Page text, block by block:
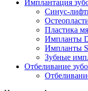
Имплантация
Синус-
Пластика
Импланты
Импланты
Зубные
Отбеливание